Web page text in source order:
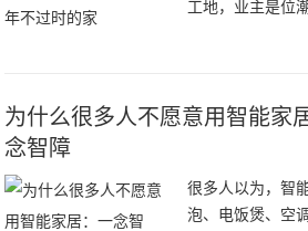
工地，业主是位
生活方式。因为
为什么很多人不愿意用智能家
念智障
很多人以为，智
泡、电饭煲、空